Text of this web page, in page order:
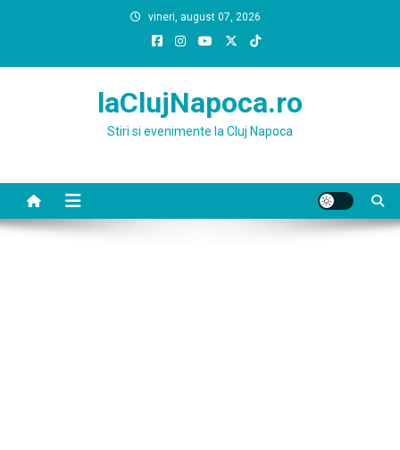
vineri, august 07, 2026
laClujNapoca.ro
Stiri si evenimente la Cluj Napoca